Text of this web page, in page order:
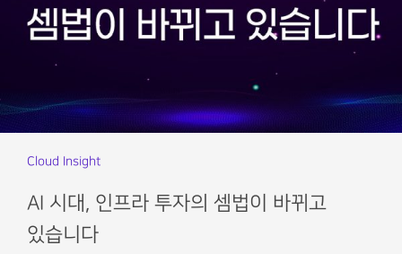
Cloud Insight
AI 시대, 인프라 투자의 셈법이 바뀌고
있습니다